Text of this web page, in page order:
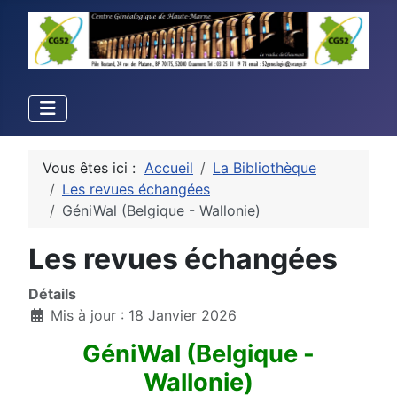
Vous êtes ici : Accueil
La Bibliothèque
Les revues échangées
GéniWal (Belgique - Wallonie)
Les revues échangées
Détails
Mis à jour : 18 Janvier 2026
GéniWal (Belgique -
Wallonie)